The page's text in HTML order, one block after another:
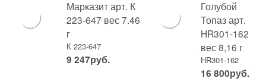
Марказит арт. К
223-647 вес 7.46
г
К 223-647
9 247руб.
Голубой
Топаз арт.
HR301-162
вес 8,16 г
HR301-162
16 800руб.